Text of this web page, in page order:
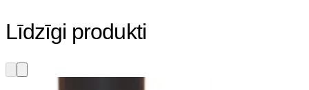
Līdzīgi produkti